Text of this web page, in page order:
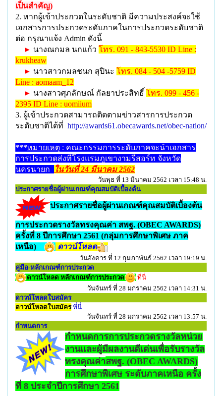
เป็นสำคัญ)
2. หากผู้เข้าประกวดในระดับชาติ มีความประสงค์จะใช้
เอกสารการประกวดระดับภาคในการประกวดระดับชาติ
ต่อ กรุณาแจ้ง Admin ดังนี้
► นางณกมล นกแก้ว โทร. 091 - 843-5530 ID Line :
krukheaw
► นาวสาวกมลชนก สุปินะ โทร. 084 - 504 -5759 ID
Line : aomaam_12
► นางสาวศุภลักษณ์ กัลยาประสิทธิ์ โทร. 099 - 456 -
2395 ID Line : uomiium
3. ผู้เข้าประกวดสามารถติดตามข่าวสารการประกวด
ระดับชาติได้ที่ http://awards61.obecawards.net/obec-nation/
***หมายเหตุ : คณะกรรมการระดับภาคจะนำเอกสาร
การประกวดส่งที่โรงแรมภูเขางามรีสอร์ท จังหวัด
นครนายก
ในวันที่24 มีนาคม2562
วันพุธ ที่ 13 มีนาคม 2562 เวลา 15:48 น.
ประกาศรายชื่อผู้ผ่านเกณฑ์คุณสมบัติเบื้องต้น
ประกาศรายชื่อผู้ผ่านเกณฑ์คุณสมบัติเบื้องต้น
การประกวดรางวัลทรงคุณค่า สพฐ. (OBEC AWARDS)
ครั้งที่ 8 ปีการศึกษา 2561 (กลุ่มการศึกษาพิเศษ ภาค
เหนือ)
ดาวน์โหลด
วันอังคาร ที่ 12 กุมภาพันธ์ 2562 เวลา 19:19 น.
คู่มือ-หลักเกณฑ์การประกวด
ดาวน์โหลด หลักเกณฑ์การประกวด
ที่นี่
วันจันทร์ ที่ 28 มกราคม 2562 เวลา 14:31 น.
ดาวน์โหลดใบสมัคร
ดาวน์โหลดใบสมัคร ที่นี่
วันจันทร์ ที่ 28 มกราคม 2562 เวลา 13:57 น.
กำหนดการ
กำหนดการการประกวดรางวัลหน่วย
งานและผู้มีผลงานดีเด่นเพื่อรับรางวัล
ทรงคุณค่าสพฐ. (OBEC AWARDS)
การศึกษาพิเศษ ระดับภาคเหนือ ครั้ง
ที่ 8 ประจำปีการศึกษา 2561